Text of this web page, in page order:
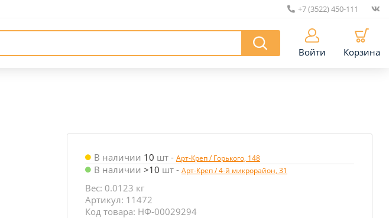
+7 (3522) 450-111
Войти Корзина
В наличии 10 шт - Арт-Креп / Горького, 148
В наличии >10 шт - Арт-Креп / 4-й микрорайон, 31
Вес: 0.0123 кг
Артикул: 11472
Код товара: НФ-00029294